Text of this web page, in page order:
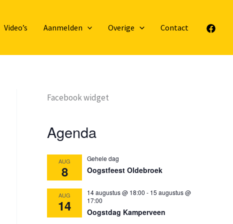
Video’s Aanmelden Overige Contact
Facebook widget
Agenda
AUG
8
Gehele dag
Oogstfeest Oldebroek
AUG
14
14 augustus @ 18:00 - 15 augustus @
17:00
Oogstdag Kamperveen